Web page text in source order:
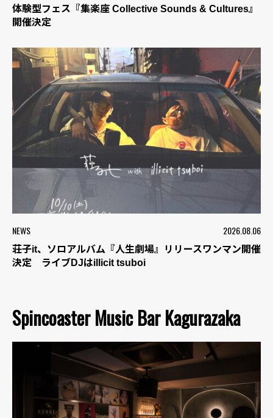
体験型フェス『集楽座 Collective Sounds & Cultures』
開催決定
NEWS 2026.08.06
荘子it、ソロアルバム『人生劇場』リリースワンマン開催
決定 ライブDJはillicit tsuboi
Spincoaster Music Bar Kagurazaka